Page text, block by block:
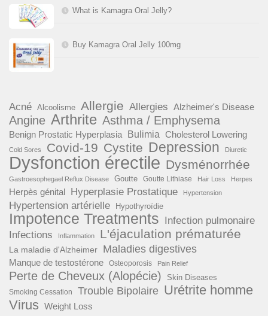
What is Kamagra Oral Jelly?
Buy Kamagra Oral Jelly 100mg
Acné Alcoolisme Allergie Allergies Alzheimer's Disease
Angine Arthrite Asthma / Emphysema
Benign Prostatic Hyperplasia Bulimia Cholesterol Lowering
Cold Sores Covid-19 Cystite Depression Diuretic
Dysfonction érectile Dysménorrhée
Gastroesophegael Reflux Disease Goutte Goutte Lithiase Hair Loss Herpes
Herpès génital Hyperplasie Prostatique Hypertension
Hypertension artérielle Hypothyroïdie
Impotence Treatments Infection pulmonaire
Infections
Inflammation L'éjaculation prématurée
La maladie d'Alzheimer Maladies digestives
Manque de testostérone Osteoporosis Pain Relief
Perte de Cheveux (Alopécie) Skin Diseases
Smoking Cessation Trouble Bipolaire Urétrite homme
Virus Weight Loss